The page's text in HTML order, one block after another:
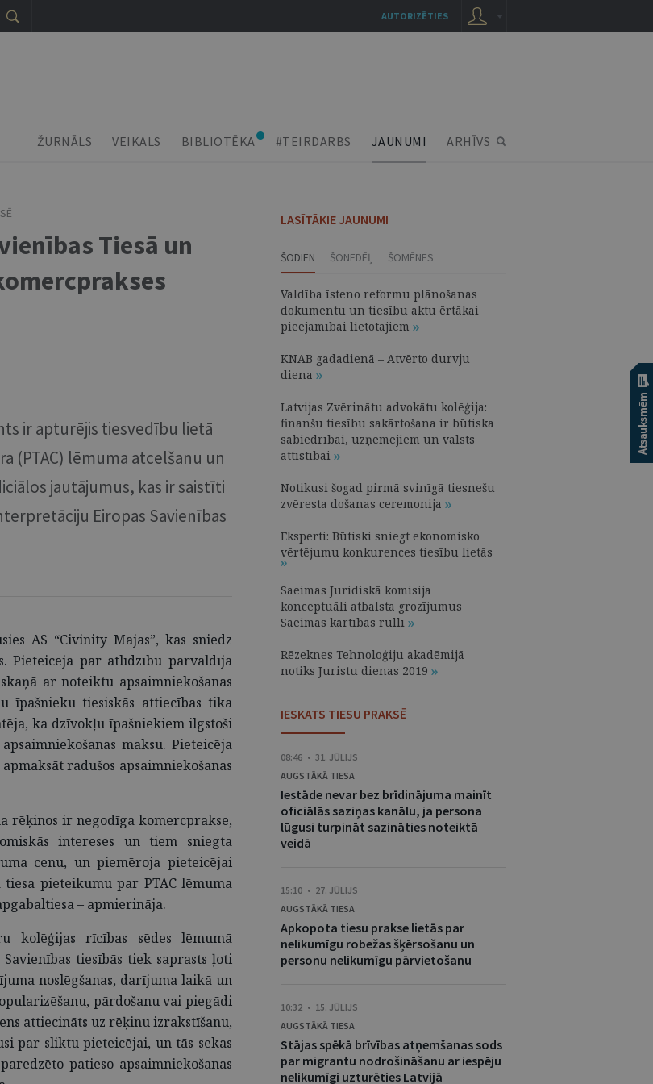
ŽURNĀLS VEIKALS BIBLIOTĒKA #TEIRDARBS JAUNUMI ARHĪVS
Tiesā un
ir apturējis tiesvedību lietā
(PTAC) lēmuma atcelšanu un
jautājumus, kas ir saistīti
Eiropas Savienības
AS “Civinity Mājas”, kas sniedz
Pieteicēja par atlīdzību pārvaldīja
ar noteiktu apsaimniekošanas
īpašnieku tiesiskās attiecības tika
ka dzīvokļu īpašniekiem ilgstoši
maksu. Pieteicēja
radušos apsaimniekošanas
rēķinos ir negodīga komercprakse,
intereses un tiem sniegta
cenu, un piemēroja pieteicējai
pieteikumu par PTAC lēmuma
– apmierināja.
kolēģijas rīcības sēdes lēmumā
tiesībās tiek saprasts ļoti
noslēgšanas, darījuma laikā un
pārdošanu vai piegādi
attiecināts uz rēķinu izrakstīšanu,
par sliktu pieteicējai, un tās sekas
patieso apsaimniekošanas
LASĪTĀKIE JAUNUMI
ŠODIEN ŠONEDĒĻ ŠOMĒNES
Valdība īsteno reformu plānošanas
dokumentu un tiesību aktu ērtākai
pieejamībai lietotājiem
KNAB gadadienā – Atvērto durvju
diena
Latvijas Zvērinātu advokātu kolēģija:
finanšu tiesību sakārtošana ir būtiska
sabiedrībai, uzņēmējiem un valsts
attīstībai
Notikusi šogad pirmā svinīgā tiesnešu
zvēresta došanas ceremonija
Eksperti: Būtiski sniegt ekonomisko
vērtējumu konkurences tiesību lietās
Saeimas Juridiskā komisija
konceptuāli atbalsta grozījumus
Saeimas kārtības rullī
Rēzeknes Tehnoloģiju akadēmijā
notiks Juristu dienas 2019
IESKATS TIESU PRAKSĒ
08:46 • 31. JŪLIJS
AUGSTĀKĀ TIESA
Iestāde nevar bez brīdinājuma mainīt
oficiālās saziņas kanālu, ja persona
lūgusi turpināt sazināties noteiktā
veidā
15:10 • 27. JŪLIJS
AUGSTĀKĀ TIESA
Apkopota tiesu prakse lietās par
nelikumīgu robežas šķērsošanu un
personu nelikumīgu pārvietošanu
10:32 • 15. JŪLIJS
AUGSTĀKĀ TIESA
Stājas spēkā brīvības atņemšanas sods
par migrantu nodrošināšanu ar iespēju
nelikumīgi uzturēties Latvijā
AUTORIZĒTIES